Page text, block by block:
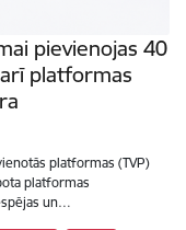
pievienojas 40
platformas
platformas (TVP)
platformas
un…